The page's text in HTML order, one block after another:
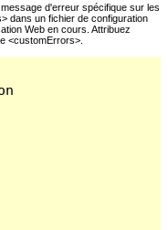
d'erreur spécifique sur les
dans un fichier de configuration
Web en cours. Attribuez
<customErrors>.